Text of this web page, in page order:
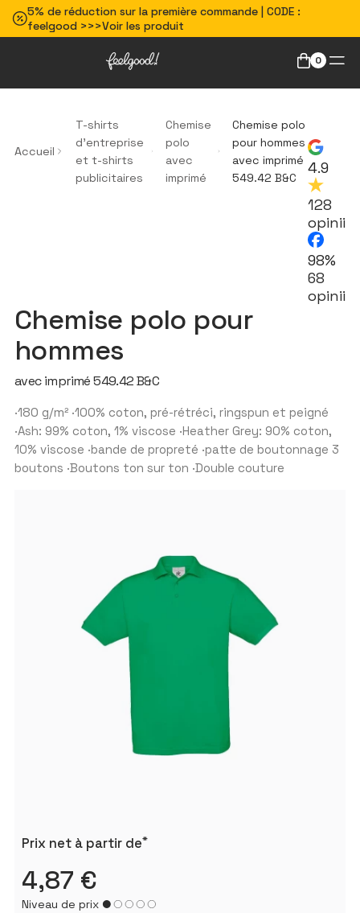
5% de réduction sur la première commande | CODE :
feelgood >>>Voir les produit
0
Accueil
T-shirts
d'entreprise
et t-shirts
publicitaires
Chemise
polo
avec
imprimé
Chemise polo
pour hommes
avec imprimé
549.42 B&C
4.9
128
opinii
98%
68
opinii
Chemise polo pour
hommes
avec imprimé 549.42 B&C
·180 g/m² ·100% coton, pré-rétréci, ringspun et peigné
·Ash: 99% coton, 1% viscose ·Heather Grey: 90% coton,
10% viscose ·bande de propreté ·patte de boutonnage 3
boutons ·Boutons ton sur ton ·Double couture
Prix ​​net à partir de*
4,87 €
Niveau de prix